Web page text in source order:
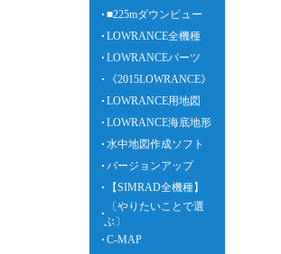
■225mダウンビュー
LOWRANCE全機種
LOWRANCEパーツ
《2015LOWRANCE》
LOWRANCE用地図
LOWRANCE海底地形
水中地図作成ソフト
バージョンアップ
【SIMRAD全機種】
〔やりたいことで選
ぶ〕
C-MAP